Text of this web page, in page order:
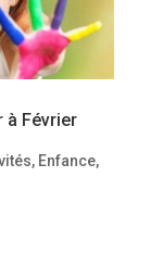
à Février
, Enfance,